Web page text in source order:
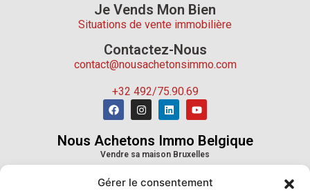
Gérer le consentement
Je Vends Mon Bien
Situations de vente immobilière
Contactez-Nous
contact@nousachetonsimmo.com
+32 492/75.90.69
Nous Achetons Immo Belgique
Vendre sa maison Bruxelles
Vendre sa maison Province de Liège